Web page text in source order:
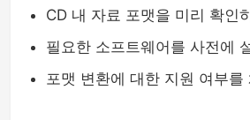
CD 내 자료 포맷을 미리 확인
필요한 소프트웨어를 사전에
포맷 변환에 대한 지원 여부를